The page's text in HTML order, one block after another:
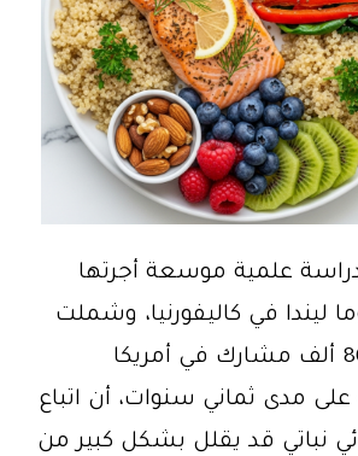
علمية موسعة أجرتها
ليندا في كاليفورنيا، وشملت
أكثر من 80 ألف مشارك في أمريكا
على مدى ثماني سنوات، أن اتباع
نباتي قد يقلل بشكل كبير من